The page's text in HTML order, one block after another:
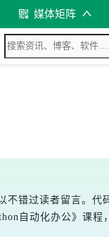
媒体矩阵
不错过读者留言。代
自动化办公》课程